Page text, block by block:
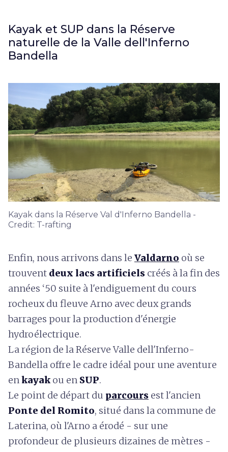
Kayak et SUP dans la Réserve
naturelle de la Valle dell'Inferno
Bandella
Kayak dans la Réserve Val d'Inferno Bandella -
Credit: T-rafting
Enfin, nous arrivons dans le Valdarno où se
trouvent deux lacs artificiels créés à la fin des
années ‘50 suite à l'endiguement du cours
rocheux du fleuve Arno avec deux grands
barrages pour la production d'énergie
hydroélectrique.
La région de la Réserve Valle dell'Inferno-
Bandella offre le cadre idéal pour une aventure
enkayak ou en SUP.
Le point de départ du parcours est l'ancien
Ponte del Romito, situé dans la commune de
Laterina, où l'Arno a érodé - sur une
profondeur de plusieurs dizaines de mètres -